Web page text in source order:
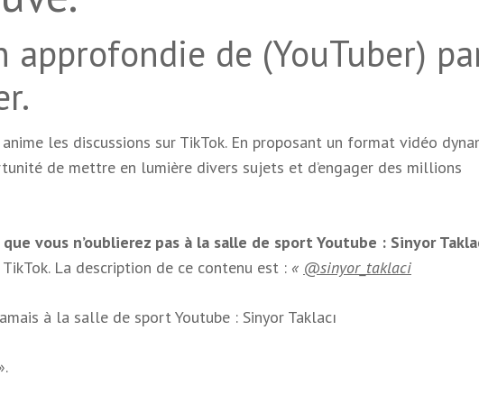
approfondie de (YouTuber)
anime les discussions sur TikTok. En proposant un format vidéo
de mettre en lumière divers sujets et d’engager des millions
vous n’oublierez pas à la salle de sport Youtube : Sinyor
La description de ce contenu est : « @sinyor_taklaci
à la salle de sportYoutube : Sinyor Taklacı